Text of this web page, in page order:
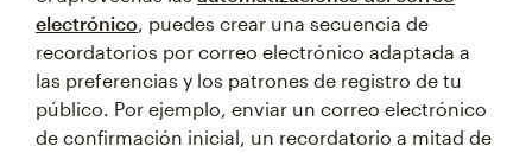
electrónico, puedes crear una secuencia de
recordatorios por correo electrónico adaptada a
las preferencias y los patrones de registro de tu
público. Por ejemplo, enviar un correo electrónico
de confirmación inicial, un recordatorio a mitad de